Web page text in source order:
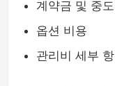
계약금 및 중
옵션 비용
관리비 세부